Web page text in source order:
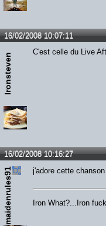
16/02/2008 10:07:11
Ironsteven
C'est celle du Live
16/02/2008 10:16:27
maidenrules91 j'adore cette
Iron What?...Iron